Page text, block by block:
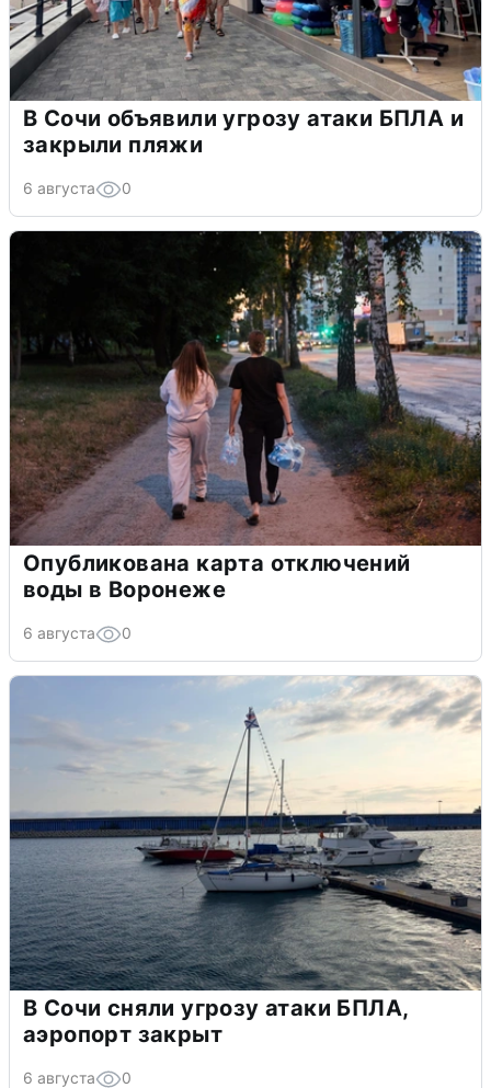
В Сочи объявили угрозу атаки БПЛА и
закрыли пляжи
6 августа 0
Опубликована карта отключений
воды в Воронеже
6 августа 0
В Сочи сняли угрозу атаки БПЛА,
аэропорт закрыт
6 августа 0